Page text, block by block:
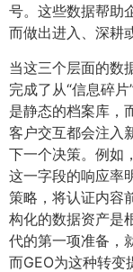
号。这些数据帮助
而做出进入、深耕
当这三个层面的数
完成了从“信息碎
是静态的档案库，
客户交互都会注入
下一个决策。例如
这一字段的响应率
策略，将认证内容
构化的数据资产是
代的第一项准备，
而GEO为这种转变